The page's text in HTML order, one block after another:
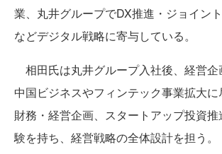
業、丸井グループでDX推進・ジョイン
などデジタル戦略に寄与している。
相田氏は丸井グループ入社後、経営企
中国ビジネスやフィンテック事業拡大
財務・経営企画、スタートアップ投資
験を持ち、経営戦略の全体設計を担う。